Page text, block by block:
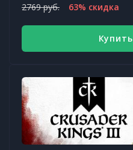
2769 руб. 63% скидка
Купить